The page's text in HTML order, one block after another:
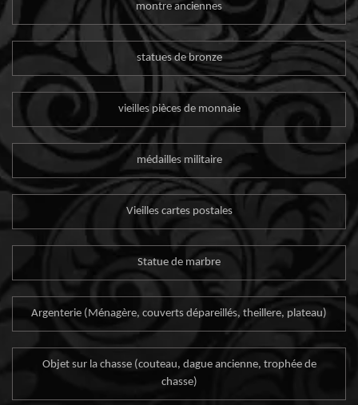
montre anciennes
statues de bronze
vieilles pièces de monnaie
médailles militaire
Vieilles cartes postales
Statue de marbre
Argenterie (Ménagère, couverts dépareillés, theillere, plateau)
Objet sur la chasse (couteau, dague ancienne, trophée de
chasse)